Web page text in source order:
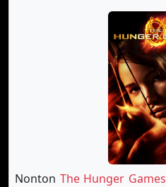
Nonton The Hunger Games